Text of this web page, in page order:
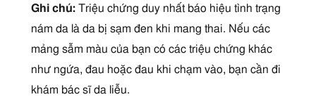
Ghi chú:Triệu chứng duy nhất báo hiệu tình trạng
nám da là da bị sạm đen khi mang thai. Nếu các
mảng sẫm màu của bạn có các triệu chứng khác
như ngứa, đau hoặc đau khi chạm vào, bạn cần đi
khám bác sĩ da liễu.